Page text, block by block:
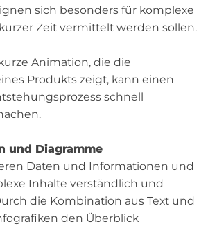
sich besonders für komplexe
Zeit vermittelt werden sollen.
Animation, die die
Produkts zeigt, kann einen
schnell
und Diagramme
Daten und Informationen und
Inhalte verständlich und
die Kombination aus Text und
den Überblick